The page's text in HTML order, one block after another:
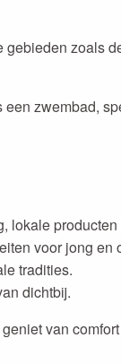
zoals
zwembad,
lokale
voor jong en
tradities.
dichtbij.
van